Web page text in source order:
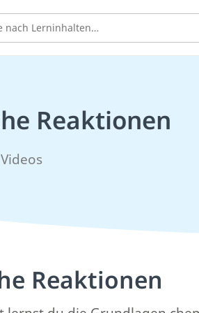
Reaktionen
Reaktionen